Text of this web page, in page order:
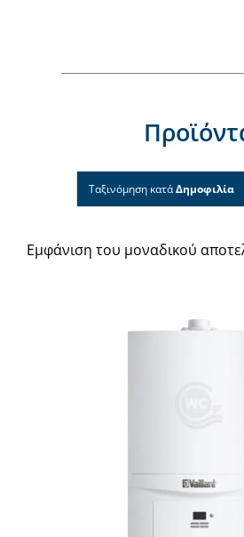
Ταξινόμηση κατάΔημοφιλία
Εμφάνιση του μοναδικού